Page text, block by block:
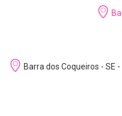
Barra dos Coqueiros - SE -